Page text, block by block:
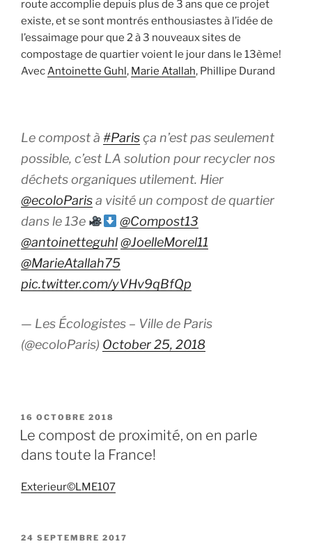
route accomplie depuis plus de 3 ans que ce projet
existe, et se sont montrés enthousiastes à l’idée de
l’essaimage pour que 2 à 3 nouveaux sites de
compostage de quartier voient le jour dans le 13ème!
AvecAntoinette Guhl , Marie Atallah, Phillipe Durand
Le compost à #Parisça n’est pas seulement
possible, c’est LA solution pour recycler nos
déchets organiques utilement. Hier
@ecoloParisa visité un compost de quartier
dans le 13e
@Compost13
@antoinetteguhl@JoelleMorel11
@MarieAtallah75
pic.twitter.com/yVHv9qBfQp
— Les Écologistes – Ville de Paris
(@ecoloParis) October 25, 2018
PUBLIÉ
LE
16 OCTOBRE 2018
Le compost de proximité, on en parle
dans toute la France!
Exterieur©LME107
PUBLIÉ
24 SEPTEMBRE 2017